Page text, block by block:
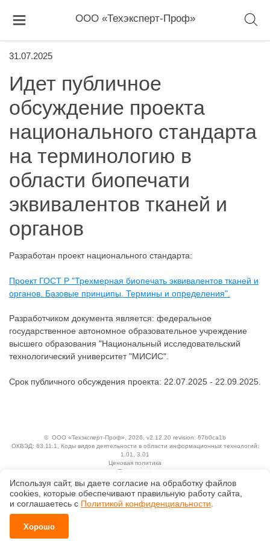
ООО «Техэксперт-Проф»
31.07.2025
Идет публичное
обсуждение проекта
национального стандарта
на терминологию в
области биопечати
эквивалентов тканей и
органов
Разработан проект национального стандарта:
Проект ГОСТ Р "Трехмерная биопечать эквивалентов тканей и
органов. Базовые принципы. Термины и определения".
Разработчиком документа является: федеральное
государственное автономное образовательное учреждение
высшего образования "Национальный исследовательский
технологический университет "МИСИС".
Срок публичного обсуждения проекта: 22.07.2025 - 22.09.2025.
© ООО «Техэксперт-Проф» , 2026, v2.12.20 revision: 67b0ca1b
ОКВЭД: 63.11.1, Коды видов деятельности в области информационных технологий:
1.01, 3.01
Ценовая политика
Технологии
Исключительные авторские и смежные права принадлежат АО «Кодекс».
Положение по обработке и защите персональных данных
Справка о регистрации продуктов АО «Кодекс» в Реестре российского программного
Используя сайт, вы даете согласие на обработку файлов
сооkiеs, которые обеспечивают правильную работу сайта,
и соглашаетесь с Политикой конфиденциальности
Хорошо